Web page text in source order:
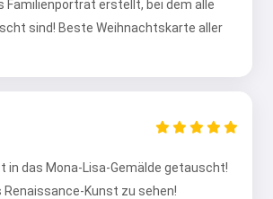
Familienporträt erstellt, bei dem alle
sind! Beste Weihnachtskarte aller
in das Mona-Lisa-Gemälde getauscht!
Renaissance-Kunst zu sehen!